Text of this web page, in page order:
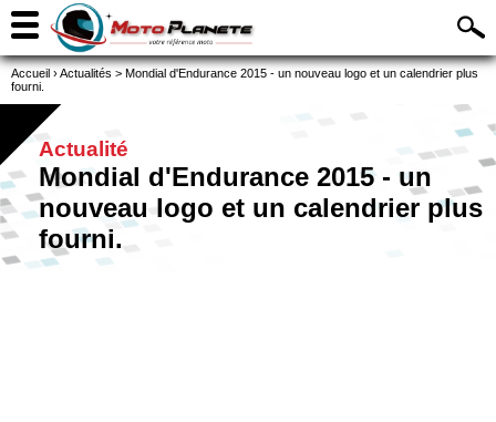
Accueil ›Actualités > Mondial d'Endurance 2015 - un nouveau logo et un calendrier plus
fourni.
Actualité
Mondial d'Endurance 2015 - un
nouveau logo et un calendrier plus
fourni.